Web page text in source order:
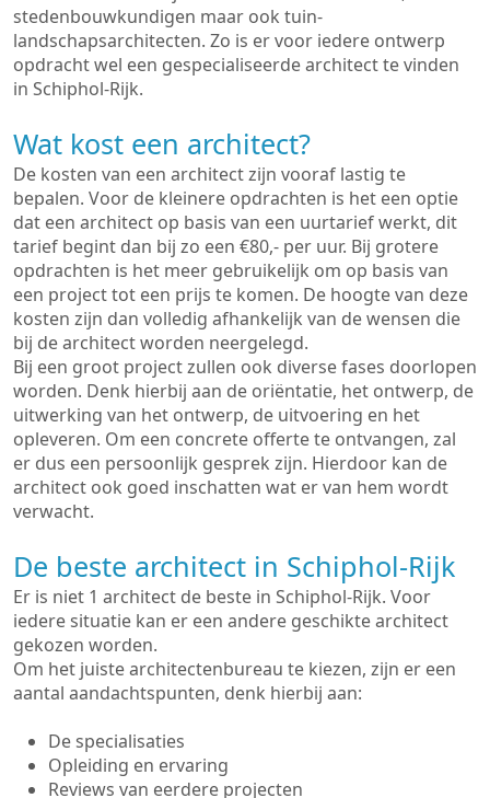
stedenbouwkundigen maar ook tuin-
landschapsarchitecten. Zo is er voor iedere ontwerp
opdracht wel een gespecialiseerde architect te vinden
in Schiphol-Rijk.
Wat kost een architect?
De kosten van een architect zijn vooraf lastig te
bepalen. Voor de kleinere opdrachten is het een optie
dat een architect op basis van een uurtarief werkt, dit
tarief begint dan bij zo een €80,- per uur. Bij grotere
opdrachten is het meer gebruikelijk om op basis van
een project tot een prijs te komen. De hoogte van deze
kosten zijn dan volledig afhankelijk van de wensen die
bij de architect worden neergelegd.
Bij een groot project zullen ook diverse fases doorlopen
worden. Denk hierbij aan de oriëntatie, het ontwerp, de
uitwerking van het ontwerp, de uitvoering en het
opleveren. Om een concrete offerte te ontvangen, zal
er dus een persoonlijk gesprek zijn. Hierdoor kan de
architect ook goed inschatten wat er van hem wordt
verwacht.
De beste architect in Schiphol-Rijk
Er is niet 1 architect de beste in Schiphol-Rijk. Voor
iedere situatie kan er een andere geschikte architect
gekozen worden.
Om het juiste architectenbureau te kiezen, zijn er een
aantal aandachtspunten, denk hierbij aan:
De specialisaties
Opleiding en ervaring
Reviews van eerdere projecten